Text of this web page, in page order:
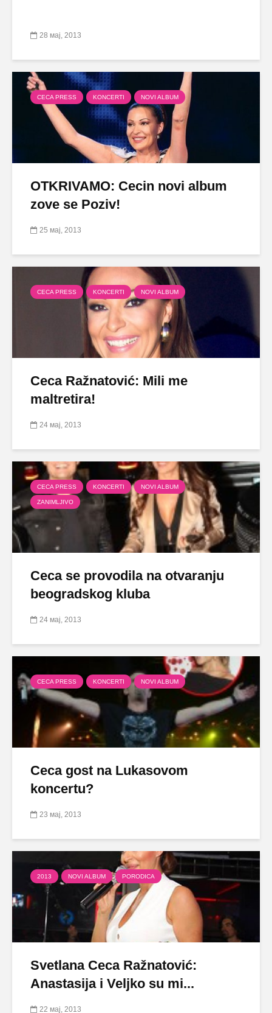
28 мај, 2013
CECA PRESS KONCERTI NOVI ALBUM
OTKRIVAMO: Cecin novi album
zove se Poziv!
25 мај, 2013
CECA PRESS KONCERTI NOVI ALBUM
Ceca Ražnatović: Mili me
maltretira!
24 мај, 2013
CECA PRESS KONCERTI NOVI ALBUM
ZANIMLJIVO
Ceca se provodila na otvaranju
beogradskog kluba
24 мај, 2013
CECA PRESS KONCERTI NOVI ALBUM
Ceca gost na Lukasovom
koncertu?
23 мај, 2013
2013 NOVI ALBUM PORODICA
Svetlana Ceca Ražnatović:
Anastasija i Veljko su mi...
22 мај, 2013